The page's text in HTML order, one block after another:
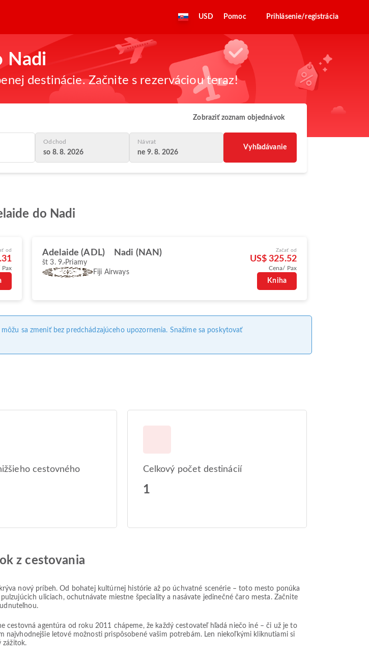
USD Pomoc Prihlásenie/registrácia
Nadi
destinácie. Začnite s rezerváciou teraz!
Zobraziť zoznam objednávok
Odchod
so 8. 8. 2026
Návrat
ne 9. 8. 2026
Vyhľadávanie
do Nadi
od
Pax
Adelaide (ADL) Nadi (NAN)
št 3. 9. Priamy
Fiji Airways
Začať od
US$ 325.52
Cena/ Pax
Kniha
sa zmeniť bez predchádzajúceho upozornenia. Snažíme sa poskytovať
cestovného Celkový počet destinácií
1
z cestovania
nový príbeh. Od bohatej kultúrnej histórie až po úchvatné scenérie – toto mesto ponúka
uliciach, ochutnávate miestne špeciality a nasávate jedinečné čaro mesta. Začnite
cestovná agentúra od roku 2011 chápeme, že každý cestovateľ hľadá niečo iné – či už je to
letové možnosti prispôsobené vašim potrebám. Len niekoľkými kliknutiami si
zážitok.